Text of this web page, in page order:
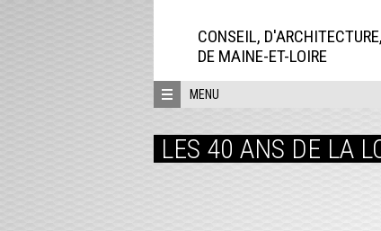
CONSEIL,
DE MAINE-ET-LOIRE
MENU
LES 40 ANS DE LA